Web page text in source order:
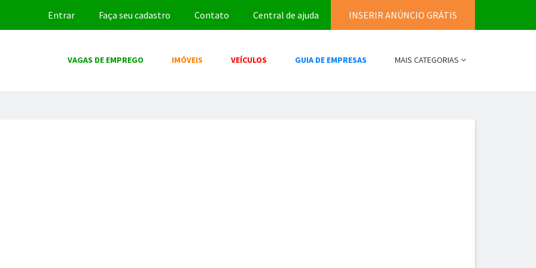
Entrar Faça seu cadastro Contato Central de ajuda INSERIR ANÚNCIO GRÁTIS
VAGAS DE EMPREGO IMÓVEIS VEÍCULOS GUIA DE EMPRESAS MAIS CATEGORIAS